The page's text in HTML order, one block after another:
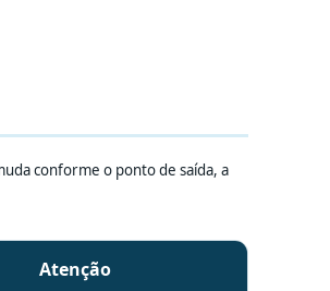
conforme o ponto de saída, a
Atenção